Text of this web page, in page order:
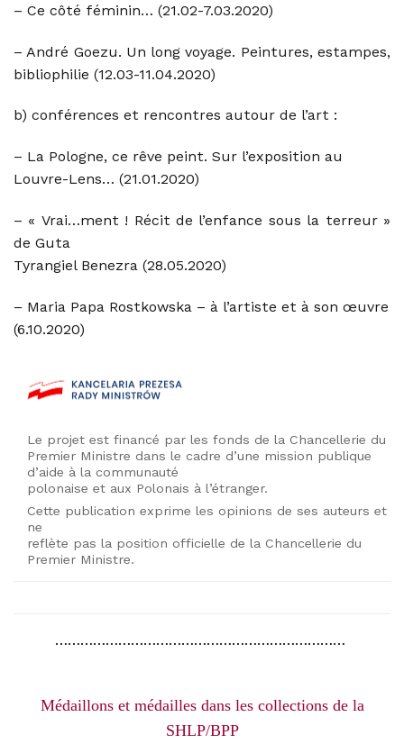
– Ce côté féminin… (21.02-7.03.2020)
– André Goezu. Un long voyage. Peintures, estampes,
bibliophilie (12.03-11.04.2020)
b) conférences et rencontres autour de l’art :
– La Pologne, ce rêve peint. Sur l’exposition au
Louvre-Lens… (21.01.2020)
– « Vrai…ment ! Récit de l’enfance sous la terreur »
de Guta
Tyrangiel Benezra (28.05.2020)
– Maria Papa Rostkowska – à l’artiste et à son œuvre
(6.10.2020)
Le projet est financé parles fonds de la Chancellerie du
Premier Ministre dans le cadre d’une mission publique
d’aide à la communauté
polonaise et aux Polonais à l’étranger.
Cette publication exprime les opinions de ses auteurs et
ne
reflète pas la position officielle de la Chancellerie du
Premier Ministre.
……………………………………………………………
Médaillons et médailles dans les collections de la
SHLP/BPP